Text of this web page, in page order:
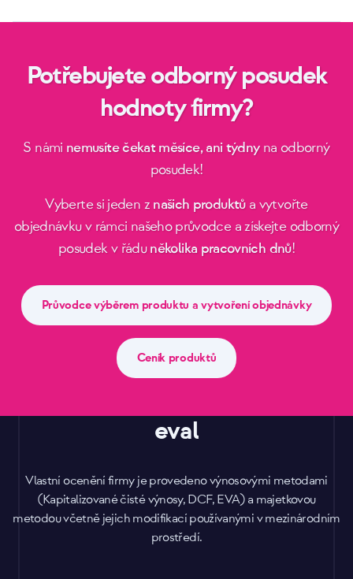
Potřebujete odborný posudek
hodnoty firmy?
S námi nemusíte čekat měsíce, ani týdnyna odborný
posudek!
Vyberte si jeden z našich produktůa vytvořte
objednávku v rámci našeho průvodce a získejte odborný
posudek v řádu několika pracovních dnů!
Průvodce výběrem produktu a vytvoření objednávky
Ceník produktů
eval
Vlastní ocenění firmy je provedeno výnosovými metodami
(Kapitalizované čisté výnosy, DCF, EVA) a majetkovou
metodou včetně jejich modifikací používanými v mezinárodním
prostředí.